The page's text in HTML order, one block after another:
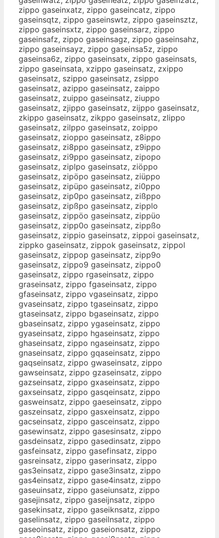
zippo gaseinxatz, zippo gaseincatz, zippo
gaseinsqtz, zippo gaseinswtz, zippo gaseinsztz,
zippo gaseinsxtz, zippo gaseinsarz, zippo
gaseinsafz, zippo gaseinsagz, zippo gaseinsahz,
zippo gaseinsayz, zippo gaseinsa5z, zippo
gaseinsa6z, zippo gaseinsatx, zippo gaseinsats,
zippo gaseinsata, xzippo gaseinsatz, zxippo
gaseinsatz, szippo gaseinsatz, zsippo
gaseinsatz, azippo gaseinsatz, zaippo
gaseinsatz, zuippo gaseinsatz, ziuppo
gaseinsatz, zjippo gaseinsatz, zijppo gaseinsatz,
zkippo gaseinsatz, zikppo gaseinsatz, zlippo
gaseinsatz, zilppo gaseinsatz, zoippo
gaseinsatz, zioppo gaseinsatz, z8ippo
gaseinsatz, zi8ppo gaseinsatz, z9ippo
gaseinsatz, zi9ppo gaseinsatz, zipopo
gaseinsatz, ziplpo gaseinsatz, ziöppo
gaseinsatz, zipöpo gaseinsatz, ziüppo
gaseinsatz, zipüpo gaseinsatz, zi0ppo
gaseinsatz, zip0po gaseinsatz, zißppo
gaseinsatz, zipßpo gaseinsatz, zipplo
gaseinsatz, zippöo gaseinsatz, zippüo
gaseinsatz, zipp0o gaseinsatz, zippßo
gaseinsatz, zippio gaseinsatz, zippoi gaseinsatz,
zippko gaseinsatz, zippok gaseinsatz, zippol
gaseinsatz, zippop gaseinsatz, zipp9o
gaseinsatz, zippo9 gaseinsatz, zippo0
gaseinsatz, zippo rgaseinsatz, zippo
graseinsatz, zippo fgaseinsatz, zippo
gfaseinsatz, zippo vgaseinsatz, zippo
gvaseinsatz, zippo tgaseinsatz, zippo
gtaseinsatz, zippo bgaseinsatz, zippo
gbaseinsatz, zippo ygaseinsatz, zippo
gyaseinsatz, zippo hgaseinsatz, zippo
ghaseinsatz, zippo ngaseinsatz, zippo
gnaseinsatz, zippo gqaseinsatz, zippo
gaqseinsatz, zippo gwaseinsatz, zippo
gawseinsatz, zippo gzaseinsatz, zippo
gazseinsatz, zippo gxaseinsatz, zippo
gaxseinsatz, zippo gasqeinsatz, zippo
gasweinsatz, zippo gaeseinsatz, zippo
gaszeinsatz, zippo gasxeinsatz, zippo
gacseinsatz, zippo gasceinsatz, zippo
gasewinsatz, zippo gasesinsatz, zippo
gasdeinsatz, zippo gasedinsatz, zippo
gasfeinsatz, zippo gasefinsatz, zippo
gasreinsatz, zippo gaserinsatz, zippo
gas3einsatz, zippo gase3insatz, zippo
gas4einsatz, zippo gase4insatz, zippo
gaseuinsatz, zippo gaseiunsatz, zippo
gasejinsatz, zippo gaseijnsatz, zippo
gasekinsatz, zippo gaseiknsatz, zippo
gaselinsatz, zippo gaseilnsatz, zippo
gaseoinsatz, zippo gaseionsatz, zippo